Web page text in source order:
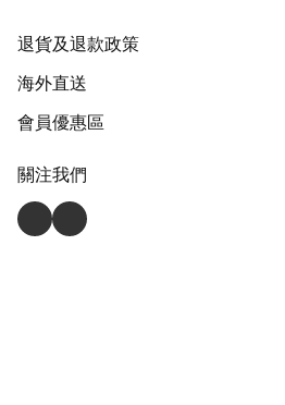
退貨及退款政策
海外直送
會員優惠區
關注我們